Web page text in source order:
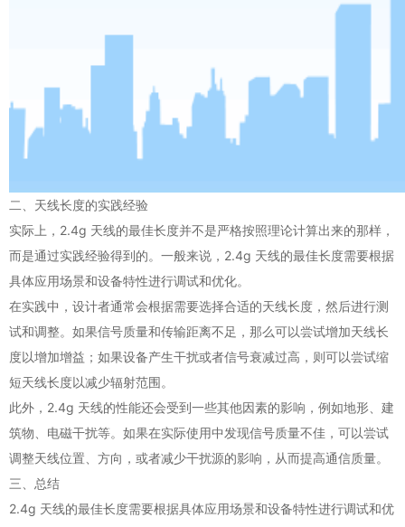
二、天线长度的实践经验
实际上，2.4g 天线的最佳长度并不是严格按照理论计算出来的那样，
而是通过实践经验得到的。一般来说，2.4g 天线的最佳长度需要根据
具体应用场景和设备特性进行调试和优化。
在实践中，设计者通常会根据需要选择合适的天线长度，然后进行测
试和调整。如果信号质量和传输距离不足，那么可以尝试增加天线长
度以增加增益；如果设备产生干扰或者信号衰减过高，则可以尝试缩
短天线长度以减少辐射范围。
此外，2.4g 天线的性能还会受到一些其他因素的影响，例如地形、建
筑物、电磁干扰等。如果在实际使用中发现信号质量不佳，可以尝试
调整天线位置、方向，或者减少干扰源的影响，从而提高通信质量。
三、总结
2.4g 天线的最佳长度需要根据具体应用场景和设备特性进行调试和优